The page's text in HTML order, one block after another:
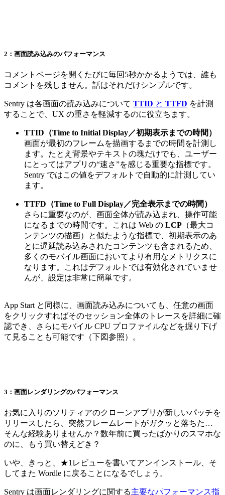
2：画面読み込みのパフォーマンス
コメントページを開くたびに毎回5秒かかるようでは、誰も
コメントを残しません。話はそれだけシンプルです。
Sentry は各画面の読み込みについて TTID と TTFD を計測
することで、UX の重さを軽減するのに役立ちます。
TTID（Time to Initial Display／初期表示までの時間）
画面が最初のフレームを描画するまでの時間を計測し
ます。たとえ背景やテキストの塊だけでも、ユーザー
にとってはアプリの“速さ”を感じる重要な指標です。
Sentry ではこの値をデフォルトで自動的に計測してい
ます。
TTFD（Time to Full Display／完全表示までの時間）
さらに重要なのが、画面全体が読み込まれ、操作可能
になるまでの時間です。これは Web の LCP （最大コ
ンテンツの描画）と似たような指標で、初期表示のあ
とに遅延読み込みされたコンテンツも含まれるため、
多くのモバイル画面においてより有用なメトリクスに
なります。これはデフォルトでは有効化されていませ
んが、設定は非常に簡単です。
App Start と同様に、画面読み込みについても、任意の画面
をクリックすればそのセッション全体のトレースを詳細に確
認でき、さらにモバイル CPU プロファイルなどを掘り下げ
て見ることも可能です（下図参照）。
3：画面レンダリングのパフォーマンス
お気に入りのソリティアのクローンアプリが新しいパッチを
リリースしたら、突然フレームレートがガクッと落ちた…
そんな経験ありませんか？数年前に買ったばかりのスマホな
のに、もう買い替えどき？
いや、きっと、★1レビューを書いてアンインストール、そ
してまた Wordle に戻ることになるでしょう。
Sentry は画面レンダリングに関する主要なパフォーマンス指